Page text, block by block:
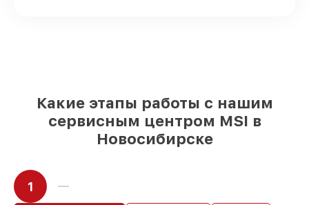
работ быстро и без задержек, если
мастер приступает к починке сразу
Какие этапы работы с нашим
сервисным центром MSI в
Новосибирске
1